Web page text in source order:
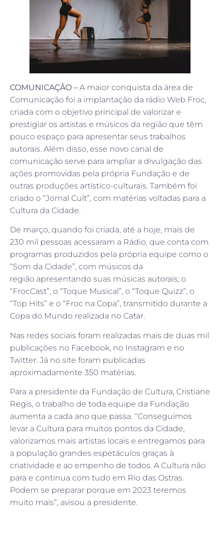
COMUNICAÇÃO – A maior conquista da área de
Comunicação foi a implantação da rádio Web Froc,
criada com o objetivo principal de valorizar e
prestigiar os artistas e músicos da região que têm
pouco espaço para apresentar seus trabalhos
autorais. Além disso, esse novo canal de
comunicação serve para ampliar a divulgação das
ações promovidas pela própria Fundação e de
outras produções artístico-culturais. Também foi
criado o “Jornal Cult”, com matérias voltadas para a
Cultura da Cidade.
De março, quando foi criada, até a hoje, mais de
230 mil pessoas acessaram a Rádio, que conta com
programas produzidos pela própria equipe como o
“Som da Cidade”, com músicos da
região apresentando suas músicas autorais; o
“FrocCast”, o “Toque Musical”, o “Toque Quizz”, o
“Top Hits” e o “Froc na Copa”, transmitido durante a
Copa do Mundo realizada no Catar.
Nas redes sociais foram realizadas mais de duas mil
publicações no Facebook, no Instagram e no
Twitter. Já no site foram publicadas
aproximadamente 350 matérias.
Para a presidente da Fundação de Cultura, Cristiane
Regis, o trabalho de toda equipe da Fundação
aumenta a cada ano que passa. “Conseguimos
levar a Cultura para muitos pontos da Cidade,
valorizamos mais artistas locais e entregamos para
a população grandes espetáculos graças à
criatividade e ao empenho de todos. A Cultura não
para e continua com tudo em Rio das Ostras.
Podem se preparar porque em 2023 teremos
muito mais”, avisou a presidente.